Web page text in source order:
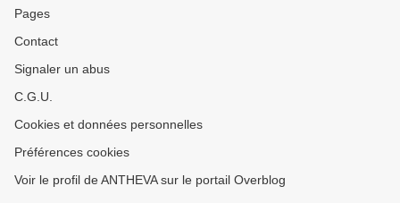
Pages
Contact
Signaler un abus
C.G.U.
Cookies et données personnelles
Préférences cookies
Voir le profil de ANTHEVA sur le portail Overblog